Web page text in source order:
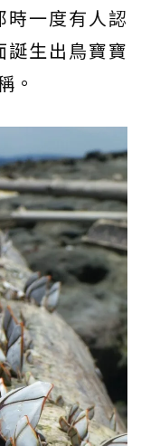
時一度有人認
生出鳥寶寶
。